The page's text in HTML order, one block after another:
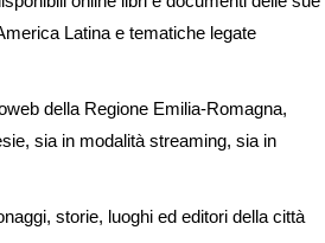
Latina e tematiche legate
della Regione Emilia-Romagna,
sia in modalità streaming, sia in
storie, luoghi ed editori della città